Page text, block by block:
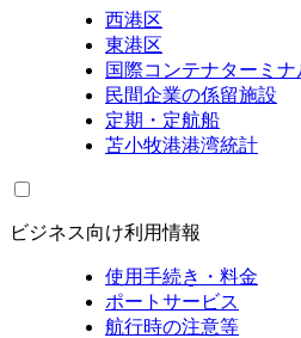
西港区
東港区
国際コンテナターミナ
民間企業の係留施設
定期・定航船
苫小牧港港湾統計
ビジネス向け利用情報
使用手続き・料金
ポートサービス
航行時の注意等